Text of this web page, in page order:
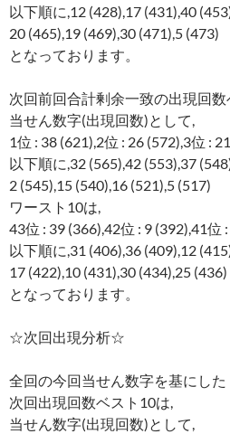
以下順に,12 (428),17 (431),40
20 (465),19 (469),30 (471),5 (473)
となっております。
次回前回合計剰余一致の出現回
当せん数字(出現回数)として,
1位 : 38 (621),2位 : 26 (572),3位 :
以下順に,32 (565),42 (553),37
2 (545),15 (540),16 (521),5 (517)
ワースト10は,
43位 : 39 (366),42位 : 9 (392),41位
以下順に,31 (406),36 (409),12
17 (422),10 (431),30 (434),25 (436)
となっております。
☆次回出現分析☆
全回の今回当せん数字を基にした
次回出現回数ベスト10は,
当せん数字(出現回数)として,